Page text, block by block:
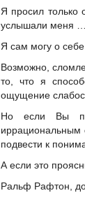
Я просил только
услышали меня …
Я сам могу о
Возможно,
то, что я
ощущение
Но если Вы
иррациональным
подвести к
А если это
Ральф Рафтон,